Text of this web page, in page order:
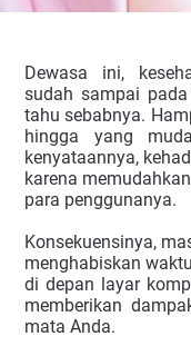
Dewasa ini,
sudah sampai
tahu sebabnya.
hingga yang
kenyataannya,
karena
para penggunanya.
Konsekuensinya,
menghabiskan
di depan layar
memberikan
mata Anda.